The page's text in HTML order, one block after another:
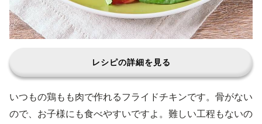
レシピの詳細を見る
いつもの鶏もも肉で作れるフライドチキンです。骨がない
ので、お子様にも食べやすいですよ。難しい工程もないの